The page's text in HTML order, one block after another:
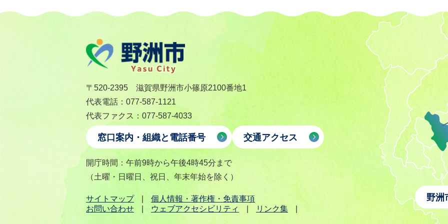
〒520-2395 滋賀県野洲市小篠原2100番地1
代表電話：077-587-1121
代表ファクス：077-587-4033
窓口案内・組織と電話番号 交通アクセス
開庁時間：午前9時から午後4時45分まで
（土曜・日曜日、祝日、年末年始を除く）
サイトマップ
個人情報・著作権・免責事項
お問い合わせ
ウェブアクセシビリティ リンク集
野洲